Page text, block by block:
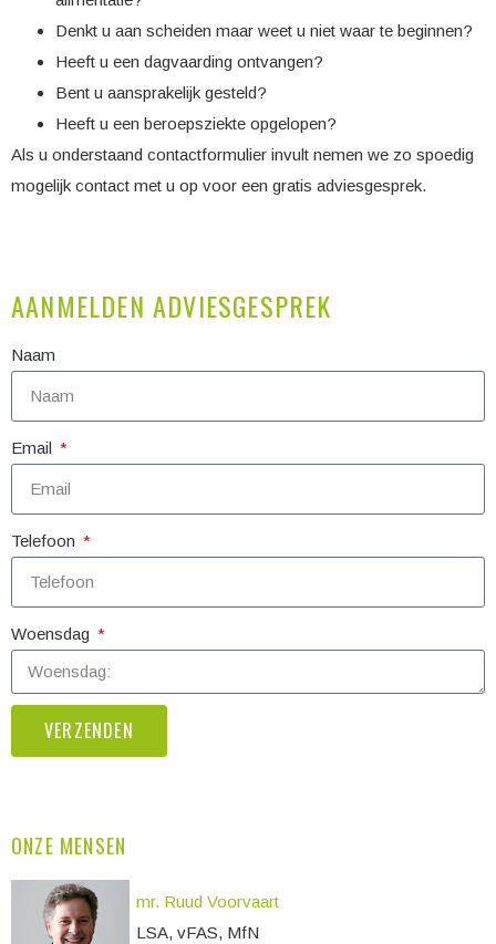
Denkt u aan scheiden maar weet u niet waar te beginnen?
Heeft u een dagvaarding ontvangen?
Bent u aansprakelijk gesteld?
Heeft u een beroepsziekte opgelopen?
Als u onderstaand contactformulier invult nemen we zo spoedig
mogelijk contact met u op voor een gratis adviesgesprek.
AANMELDEN ADVIESGESPREK
Naam
Email
Telefoon
Woensdag
VERZENDEN
ONZE MENSEN
mr. Ruud Voorvaart
LSA, vFAS, MfN